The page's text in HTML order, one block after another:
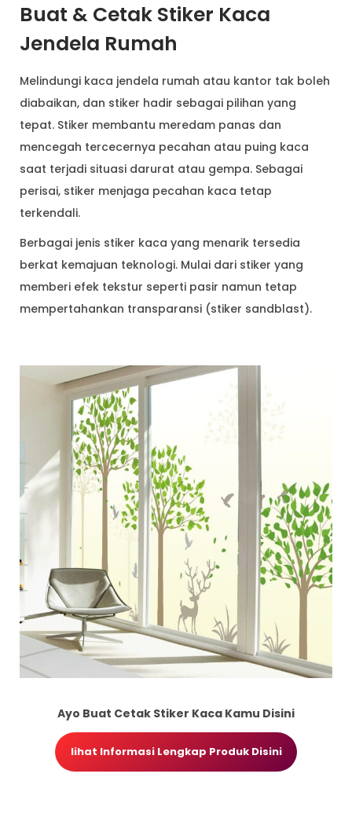
Buat & Cetak Stiker Kaca
Jendela Rumah
Melindungi kaca jendela rumah atau kantor tak boleh
diabaikan, dan stiker hadir sebagai pilihan yang
tepat. Stiker membantu meredam panas dan
mencegah tercecernya pecahan atau puing kaca
saat terjadi situasi darurat atau gempa. Sebagai
perisai, stiker menjaga pecahan kaca tetap
terkendali.
Berbagai jenis stiker kaca yang menarik tersedia
berkat kemajuan teknologi. Mulai dari stiker yang
memberi efek tekstur seperti pasir namun tetap
mempertahankan transparansi (stiker sandblast).
Ayo Buat Cetak Stiker Kaca Kamu Disini
lihat Informasi Lengkap Produk Disini